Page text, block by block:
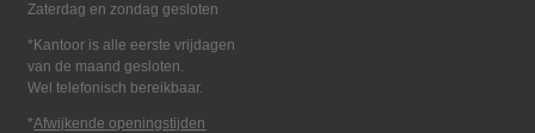
Zaterdag en zondag gesloten
*Kantoor is alle eerste vrijdagen
van de maand gesloten.
Wel telefonisch bereikbaar.
*Afwijkende openingstijden